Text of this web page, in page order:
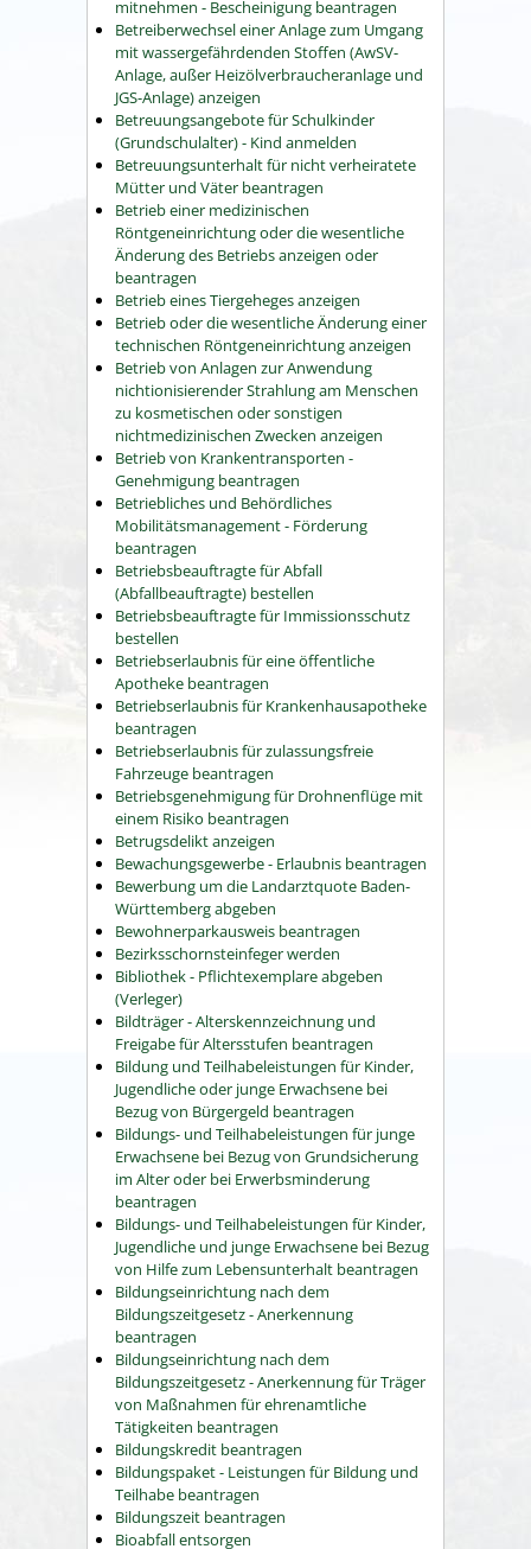
mitnehmen - Bescheinigung beantragen
Betreiberwechsel einer Anlage zum Umgang
mit wassergefährdenden Stoffen (AwSV-
Anlage, außer Heizölverbraucheranlage und
JGS-Anlage) anzeigen
Betreuungsangebote für Schulkinder
(Grundschulalter) - Kind anmelden
Betreuungsunterhalt für nicht verheiratete
Mütter und Väter beantragen
Betrieb einer medizinischen
Röntgeneinrichtung oder die wesentliche
Änderung des Betriebs anzeigen oder
beantragen
Betrieb eines Tiergeheges anzeigen
Betrieb oder die wesentliche Änderung einer
technischen Röntgeneinrichtung anzeigen
Betrieb von Anlagen zur Anwendung
nichtionisierender Strahlung am Menschen
zu kosmetischen oder sonstigen
nichtmedizinischen Zwecken anzeigen
Betrieb von Krankentransporten -
Genehmigung beantragen
Betriebliches und Behördliches
Mobilitätsmanagement - Förderung
beantragen
Betriebsbeauftragte für Abfall
(Abfallbeauftragte) bestellen
Betriebsbeauftragte für Immissionsschutz
bestellen
Betriebserlaubnis für eine öffentliche
Apotheke beantragen
Betriebserlaubnis für Krankenhausapotheke
beantragen
Betriebserlaubnis für zulassungsfreie
Fahrzeuge beantragen
Betriebsgenehmigung für Drohnenflüge mit
einem Risiko beantragen
Betrugsdelikt anzeigen
Bewachungsgewerbe - Erlaubnis beantragen
Bewerbung um die Landarztquote Baden-
Württemberg abgeben
Bewohnerparkausweis beantragen
Bezirksschornsteinfeger werden
Bibliothek - Pflichtexemplare abgeben
(Verleger)
Bildträger - Alterskennzeichnung und
Freigabe für Altersstufen beantragen
Bildung und Teilhabeleistungen für Kinder,
Jugendliche oder junge Erwachsene bei
Bezug von Bürgergeld beantragen
Bildungs- und Teilhabeleistungen für junge
Erwachsene bei Bezug von Grundsicherung
im Alter oder bei Erwerbsminderung
beantragen
Bildungs- und Teilhabeleistungen für Kinder,
Jugendliche und junge Erwachsene bei Bezug
von Hilfe zum Lebensunterhalt beantragen
Bildungseinrichtung nach dem
Bildungszeitgesetz - Anerkennung
beantragen
Bildungseinrichtung nach dem
Bildungszeitgesetz - Anerkennung für Träger
von Maßnahmen für ehrenamtliche
Tätigkeiten beantragen
Bildungskredit beantragen
Bildungspaket - Leistungen für Bildung und
Teilhabe beantragen
Bildungszeit beantragen
Bioabfall entsorgen